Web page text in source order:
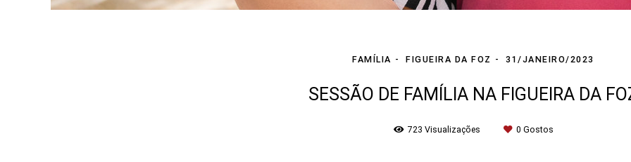
FAMÍLIA FIGUEIRA DA FOZ 31/JANEIRO/2023
SESSÃO DE FAMÍLIA NA FIGUEIRA DA
723 Visualizações 0 Gostos